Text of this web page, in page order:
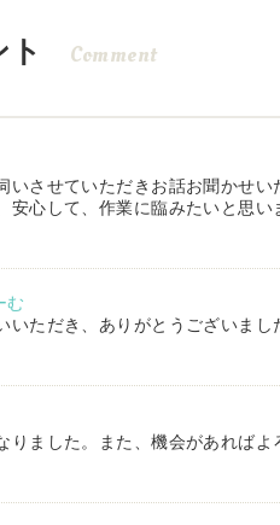
Comment
いさせていただきお話お聞かせ
安心して、作業に臨みたいと思
む
いただき、ありがとうございま
りました。また、機会があればよ